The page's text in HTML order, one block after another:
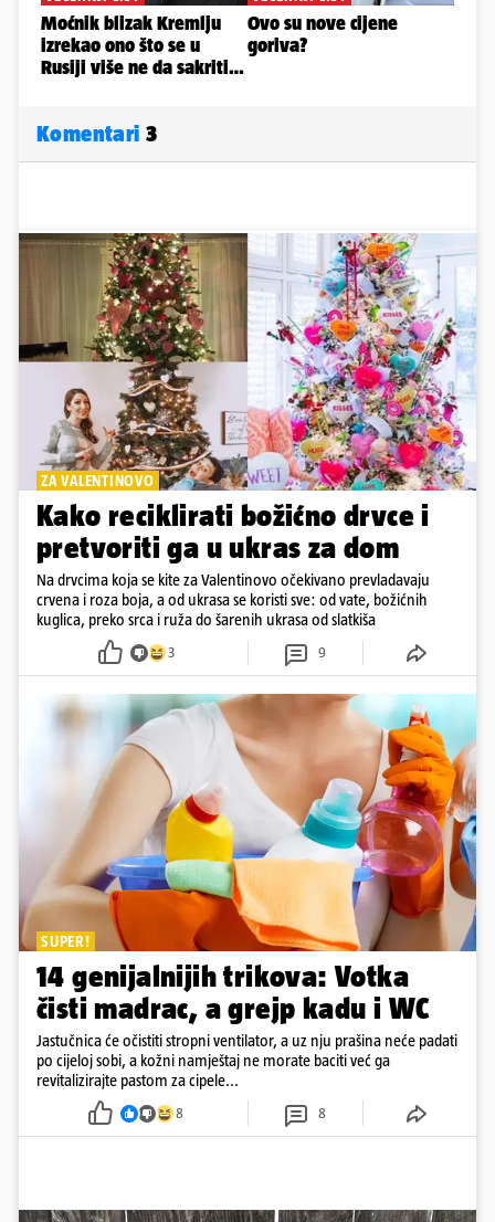
Komentari 3
ZA VALENTINOVO
Kako reciklirati božićno drvce i
pretvoriti ga u ukras za dom
Na drvcima koja se kite za Valentinovo očekivano prevladavaju
crvena i roza boja, a od ukrasa se koristi sve: od vate, božićnih
kuglica, preko srca i ruža do šarenih ukrasa od slatkiša
3 9
SUPER!
14 genijalnijih trikova: Votka
čisti madrac, a grejp kadu i WC
Jastučnica će očistiti stropni ventilator, a uz nju prašina neće padati
po cijeloj sobi, a kožni namještaj ne morate baciti već ga
revitalizirajte pastom za cipele...
8 8